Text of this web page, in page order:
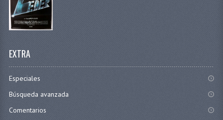
EXTRA
Especiales
Búsqueda avanzada
Comentarios